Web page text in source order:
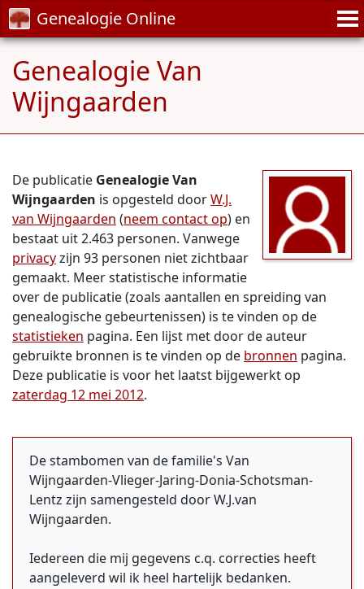
Genealogie Online
Genealogie Van
Wijngaarden
De publicatie Genealogie Van
Wijngaarden is opgesteld doorW.J.
van Wijngaarden (neem contact op) en
bestaat uit 2.463 personen. Vanwege
privacyzijn 93 personen niet zichtbaar
gemaakt. Meer statistische informatie
over de publicatie (zoals aantallen en spreiding van
genealogische gebeurtenissen) is te vinden op de
statistieken pagina. Een lijst met door de auteur
gebruikte bronnen is te vinden op de bronnen pagina.
Deze publicatie is voor het laatst bijgewerkt op
zaterdag 12 mei 2012.
De stambomen van de familie's Van
Wijngaarden-Vlieger-Jaring-Donia-Schotsman-
Lentz zijn samengesteld door W.J.van
Wijngaarden.
Iedereen die mij gegevens c.q. correcties heeft
aangeleverd wil ik heel hartelijk bedanken.